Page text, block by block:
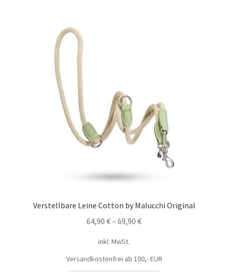
Verstellbare Leine Cotton by Malucchi Original
64,90 €– 69,90 €
inkl. MwSt.
Versandkostenfrei ab 100,- EUR